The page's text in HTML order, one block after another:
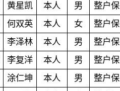
黄星凯 本人 男 整户保
何双英 本人 女 整户保
李泽林 本人 男 整户保
李复洋 本人 男 整户保
涂仁坤 本人 男 整户保